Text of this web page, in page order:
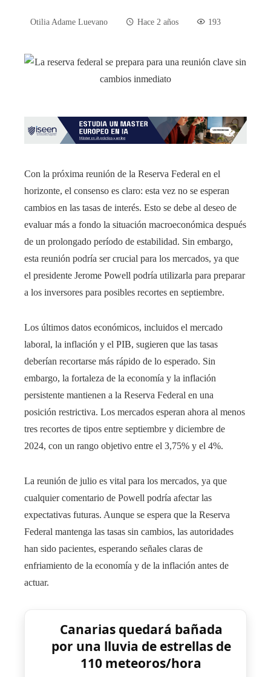
Otilia Adame Luevano Hace 2 años 193
Con la próxima reunión de la Reserva Federal en el
horizonte, el consenso es claro: esta vez no se esperan
cambios en las tasas de interés. Esto se debe al deseo de
evaluar más a fondo la situación macroeconómica después
de un prolongado período de estabilidad. Sin embargo,
esta reunión podría ser crucial para los mercados, ya que
el presidente Jerome Powell podría utilizarla para preparar
a los inversores para posibles recortes en septiembre.
Los últimos datos económicos, incluidos el mercado
laboral, la inflación y el PIB, sugieren que las tasas
deberían recortarse más rápido de lo esperado. Sin
embargo, la fortaleza de la economía y la inflación
persistente mantienen a la Reserva Federal en una
posición restrictiva. Los mercados esperan ahora al menos
tres recortes de tipos entre septiembre y diciembre de
2024, con un rango objetivo entre el 3,75% y el 4%.
La reunión de julio es vital para los mercados, ya que
cualquier comentario de Powell podría afectar las
expectativas futuras. Aunque se espera que la Reserva
Federal mantenga las tasas sin cambios, las autoridades
han sido pacientes, esperando señales claras de
enfriamiento de la economía y de la inflación antes de
actuar.
Canarias quedará bañada
por una lluvia de estrellas de
110 meteoros/hora